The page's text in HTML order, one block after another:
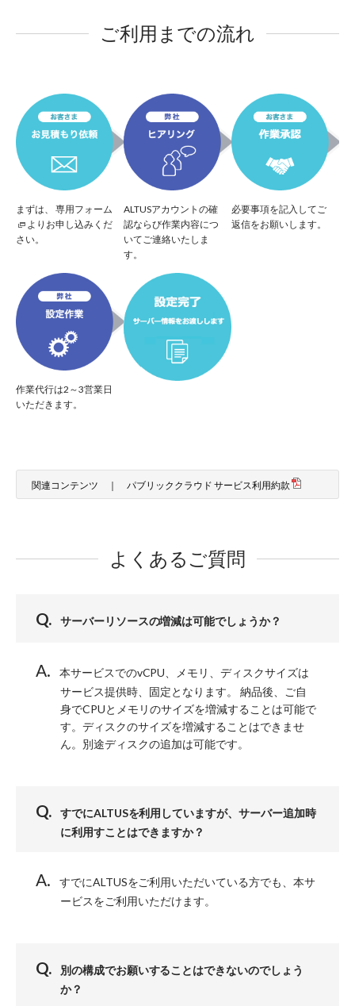
ご利用までの流れ
まずは、 専用フォーム
よりお申し込みくだ
さい。
ALTUSアカウントの確
認ならび作業内容につ
いてご連絡いたしま
す。
必要事項を記入してご
返信をお願いします。
作業代行は2～3営業日
いただきます。
関連コンテンツ ｜ パブリッククラウド サービス利用約款
よくあるご質問
サーバーリソースの増減は可能でしょうか？
本サービスでのvCPU、メモリ、ディスクサイズは
サービス提供時、固定となります。 納品後、ご自
身でCPUとメモリのサイズを増減することは可能で
す。ディスクのサイズを増減することはできませ
ん。別途ディスクの追加は可能です。
すでにALTUSを利用していますが、サーバー追加時
に利用すことはできますか？
すでにALTUSをご利用いただいている方でも、本サ
ービスをご利用いただけます。
別の構成でお願いすることはできないのでしょう
か？